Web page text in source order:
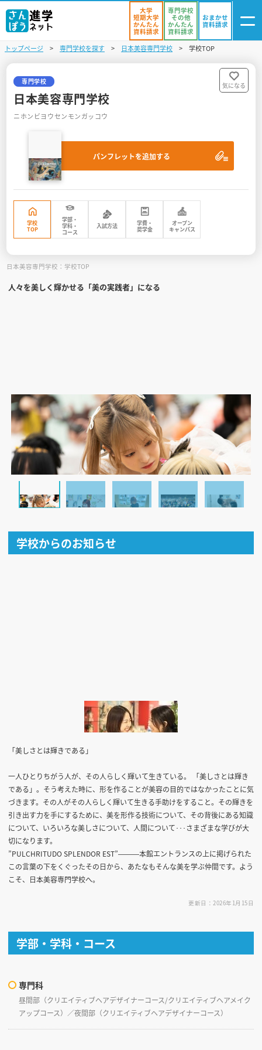
資料リスト
進学イベント
入試・受験入門
お役立ち情報
大学
短期大学
かんたん
資料請求
専門学校
その他
かんたん
資料請求
おまかせ
資料請求
トップページ 専門学校を探す 日本美容専門学校 学校TOP
専門学校
日本美容専門学校
ニホンビヨウセンモンガッコウ
パンフレットを追加する
気になる
学校
TOP
学部・
学科・
コース
入試方法
学費・
奨学金
オープン
キャンパス
日本美容専門学校：学校TOP
人々を美しく輝かせる「美の実践者」になる
学校からのお知らせ
「美しさとは輝きである」
一人ひとりちがう人が、その人らしく輝いて生きている。 「美しさとは輝き
である」。そう考えた時に、形を作ることが美容の目的ではなかったことに気
づきます。その人がその人らしく輝いて生きる手助けをすること。その輝きを
引き出す力を手にするために、美を形作る技術について、その背後にある知識
について、いろいろな美しさについて、人間について･･･さまざまな学びが大
切になります。
”PULCHRITUDO SPLENDOR EST”―――本館エントランスの上に掲げられた
この言葉の下をくぐったその日から、あたなもそんな美を学ぶ仲間です。よう
こそ、日本美容専門学校へ。
更新日：2026年1月15日
学部・学科・コース
専門科
昼間部（クリエイティブヘアデザイナーコース/クリエイティブヘアメイク
アップコース）／夜間部（クリエイティブヘアデザイナーコース）